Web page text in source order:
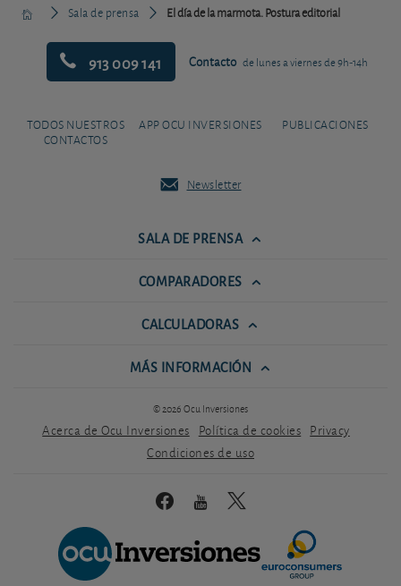
Sala de prensa El día de la marmota. Postura editorial
913 009 141 Contacto de lunes a viernes de 9h-14h
TODOS NUESTROS
CONTACTOS
APP OCU INVERSIONES PUBLICACIONES
Newsletter
SALA DE PRENSA
COMPARADORES
CALCULADORAS
MÁS INFORMACIÓN
© 2026 Ocu Inversiones
Acerca de Ocu Inversiones Política de cookies Privacy
Condiciones de uso